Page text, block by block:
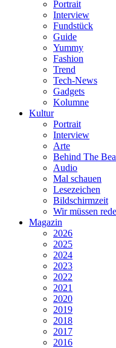
Portrait
Interview
Fundstück
Guide
Yummy
Fashion
Trend
Tech-News
Gadgets
Kolumne
Kultur
Portrait
Interview
Arte
Behind The
Audio
Mal schauen
Lesezeichen
Bildschirmzeit
Wir müssen
Magazin
2026
2025
2024
2023
2022
2021
2020
2019
2018
2017
2016